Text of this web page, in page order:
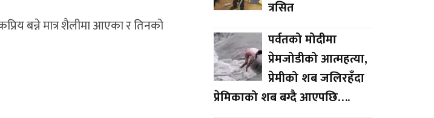
बन्ने मात्र शैलीमा आएका र तिनको
त्रसित
पर्वतको मोदीमा
प्रेमजोडीको आत्महत्या,
प्रेमीको शब जलिरहँदा
प्रेमिकाको शब बग्दै आएपछि….